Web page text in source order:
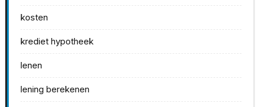
kosten
krediet hypotheek
lenen
lening berekenen